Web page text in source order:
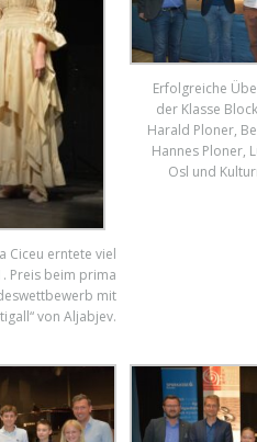
Ciceu erntete viel
Preis beim prima
mit
von Aljabjev.
Erfolgreiche
der Klasse
Harald Ploner,
Hannes Ploner,
Osl und